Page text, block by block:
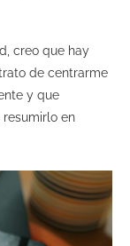
creo que hay
de centrarme
y que
en